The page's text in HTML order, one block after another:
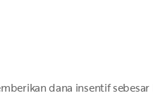
dana insentif